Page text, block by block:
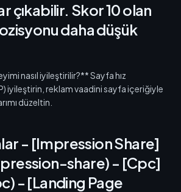
çıkabilir. Skor 10 olan
daha düşük
nasıl iyileştirilir?** Sayfa hız
iyileştirin, reklam vaadini sayfa içeriğiyle
düzeltin.
- [Impression Share]
share) - [Cpc]
- [Landing Page